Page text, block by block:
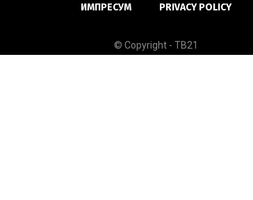
ИМПРЕСУМ PRIVACY POLICY
© Copyright - ТВ21